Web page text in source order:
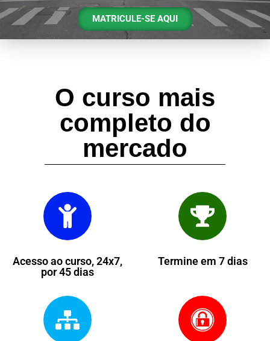
MATRICULE-SE AQUI
O curso mais
completo do
mercado
Acesso ao curso, 24x7,
por 45 dias
Termine em 7 dias